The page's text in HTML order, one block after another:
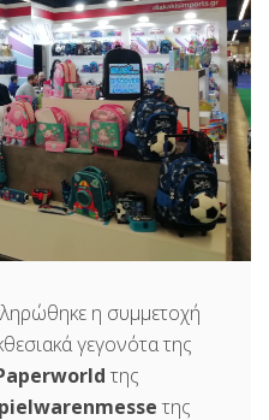
η συμμετοχή
γεγονότα της
της
της